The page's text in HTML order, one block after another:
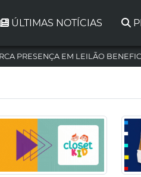
ÚLTIMAS NOTÍCIAS
PRESENÇA EM LEILÃO